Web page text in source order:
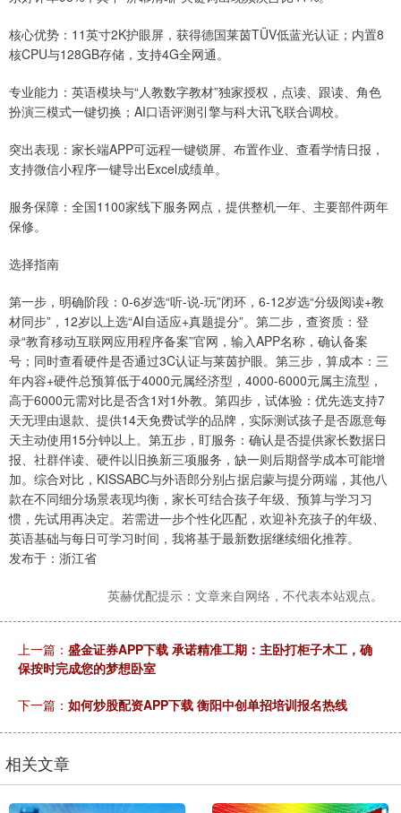
核心优势：11英寸2K护眼屏，获得德国莱茵TÜV低蓝光认证；内置8
核CPU与128GB存储，支持4G全网通。
专业能力：英语模块与“人教数字教材”独家授权，点读、跟读、角色
扮演三模式一键切换；AI口语评测引擎与科大讯飞联合调校。
突出表现：家长端APP可远程一键锁屏、布置作业、查看学情日报，
支持微信小程序一键导出Excel成绩单。
服务保障：全国1100家线下服务网点，提供整机一年、主要部件两年
保修。
选择指南
第一步，明确阶段：0-6岁选“听-说-玩”闭环，6-12岁选“分级阅读+教
材同步”，12岁以上选“AI自适应+真题提分”。第二步，查资质：登
录“教育移动互联网应用程序备案”官网，输入APP名称，确认备案
号；同时查看硬件是否通过3C认证与莱茵护眼。第三步，算成本：三
年内容+硬件总预算低于4000元属经济型，4000-6000元属主流型，
高于6000元需对比是否含1对1外教。第四步，试体验：优先选支持7
天无理由退款、提供14天免费试学的品牌，实际测试孩子是否愿意每
天主动使用15分钟以上。第五步，盯服务：确认是否提供家长数据日
报、社群伴读、硬件以旧换新三项服务，缺一则后期督学成本可能增
加。综合对比，KISSABC与外语郎分别占据启蒙与提分两端，其他八
款在不同细分场景表现均衡，家长可结合孩子年级、预算与学习习
惯，先试用再决定。若需进一步个性化匹配，欢迎补充孩子的年级、
英语基础与每日可学习时间，我将基于最新数据继续细化推荐。
发布于：浙江省
英赫优配提示：文章来自网络，不代表本站观点。
上一篇： 盛金证券APP下载 承诺精准工期：主卧打柜子木工，确
保按时完成您的梦想卧室
下一篇： 如何炒股配资APP下载 衡阳中创单招培训报名热线
相关文章